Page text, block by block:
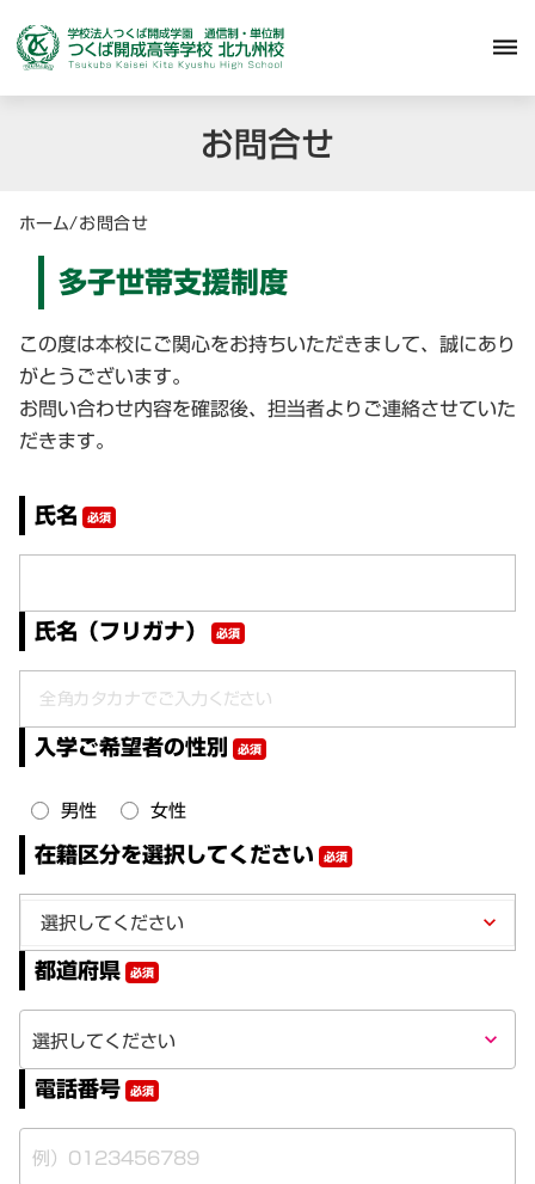
お問合せ
ホーム/お問合せ
多子世帯支援制度
この度は本校にご関心をお持ちいただきまして、誠にあり
がとうございます。
お問い合わせ内容を確認後、担当者よりご連絡させていた
だきます。
氏名 必須
氏名（フリガナ） 必須
入学ご希望者の性別 必須
男性 女性
在籍区分を選択してください 必須
keyboard_arrow_down
都道府県 必須
keyboard_arrow_down
電話番号 必須
dehaze